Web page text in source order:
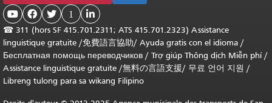
   1 
☎ 311 (hors SF 415.701.2311; ATS 415.701.2323) Assistance
linguistique gratuite /免費語言協助/ Ayuda gratis con el idioma /
Бесплатная помощь переводчиков / Trợ giúp Thông dịch Miễn phí/
Assistance linguistique gratuite /無料の言語支援/ 무료 언어 지원 /
Libreng tulong para sa wikang Filipino